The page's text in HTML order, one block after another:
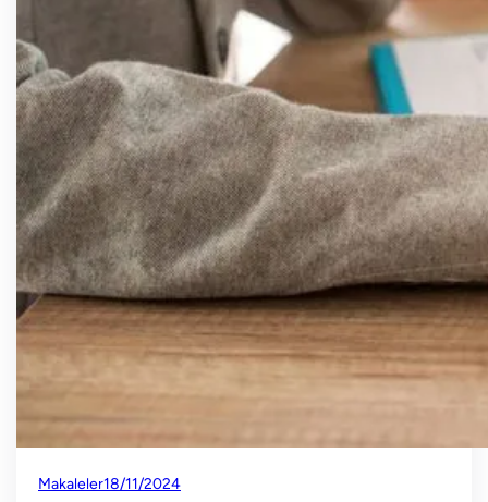
Makaleler18/11/2024